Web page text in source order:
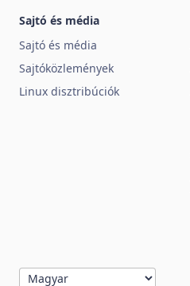
Sajtó és média
Sajtó és média
Sajtóközlemények
Linux disztribúciók